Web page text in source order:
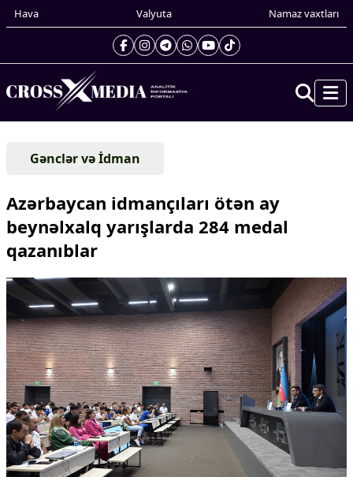
Hava Valyuta Namaz vaxtları
Prezidentin gündəliyi
Gündəm
Xarici xəbərlər
Cənubi Qafqaz
Türk Dünyası
Avropa
Amerika
Asiya
Afrika
Çarpaz baxış
Təhlil
Siyasi
Geosiyasi
İqtisadi
Sosioloji
Gənclər və İdman
Azərbaycan idmançıları ötən ay
beynəlxalq yarışlarda 284 medal
qazanıblar